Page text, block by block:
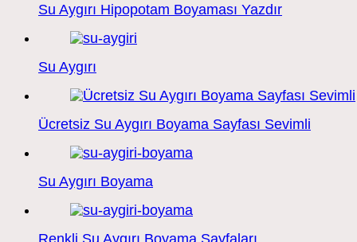
Su Aygırı Hipopotam Boyaması Yazdır
Su Aygırı
Ücretsiz Su Aygırı Boyama Sayfası Sevimli
Su Aygırı Boyama
Renkli Su Aygırı Boyama Sayfaları